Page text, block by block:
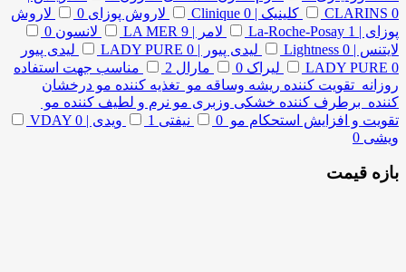
CLARINS 0 کلینیک | Clinique 0 لاروش پوزای 0
لاروش
پوزای | La-Roche-Posay 1 لامر | LA MER 9 لانسون 0
لایتنس | Lightness 0 لیدی پیور | LADY PURE 0
لیدی پیور
LADY PURE 0 لیراک 0 مارال 2
مناسب جهت استفاده
روزانه تقویت کننده ریشه وساقه مو تغذیه کننده مو درخشان
کننده برطرف کننده خشکی وزبری مو نرم و لطیف کننده مو
تقویت و افزایش استحکام مو 0 نیفتی 1 ویدی | VDAY 0
ویشی 0
بازه قیمت